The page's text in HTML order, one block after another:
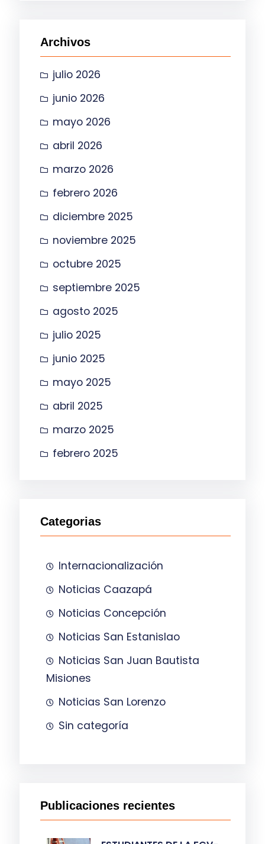
a
Archivos
julio 2026
junio 2026
mayo 2026
abril 2026
marzo 2026
febrero 2026
diciembre 2025
noviembre 2025
octubre 2025
septiembre 2025
agosto 2025
julio 2025
junio 2025
mayo 2025
abril 2025
marzo 2025
febrero 2025
Categorias
Internacionalización
Noticias Caazapá
Noticias Concepción
Noticias San Estanislao
Noticias San Juan Bautista
Misiones
Noticias San Lorenzo
Sin categoría
Publicaciones recientes